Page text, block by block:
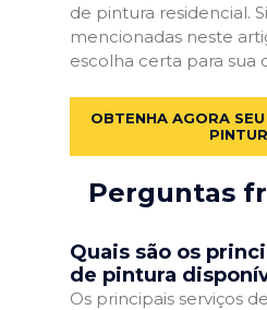
de pintura residencial.
mencionadas neste
escolha certa para sua
OBTENHA AGORA
Perguntas
Quais são os
de pintura
Os principais serviços